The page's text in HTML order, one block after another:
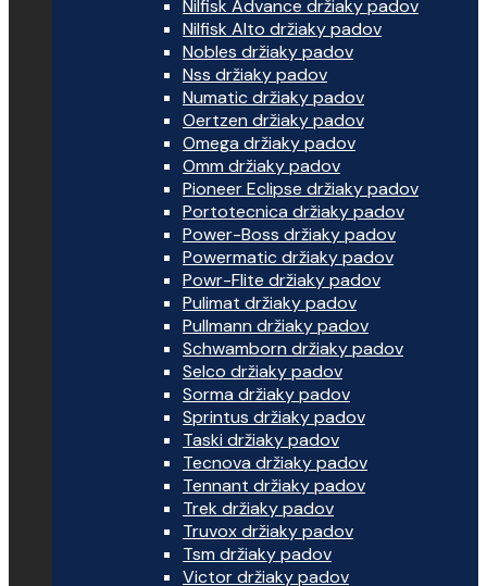
Nilfisk Advance držiaky padov
Nilfisk Alto držiaky padov
Nobles držiaky padov
Nss držiaky padov
Numatic držiaky padov
Oertzen držiaky padov
Omega držiaky padov
Omm držiaky padov
Pioneer Eclipse držiaky padov
Portotecnica držiaky padov
Power-Boss držiaky padov
Powermatic držiaky padov
Powr-Flite držiaky padov
Pulimat držiaky padov
Pullmann držiaky padov
Schwamborn držiaky padov
Selco držiaky padov
Sorma držiaky padov
Sprintus držiaky padov
Taski držiaky padov
Tecnova držiaky padov
Tennant držiaky padov
Trek držiaky padov
Truvox držiaky padov
Tsm držiaky padov
Victor držiaky padov